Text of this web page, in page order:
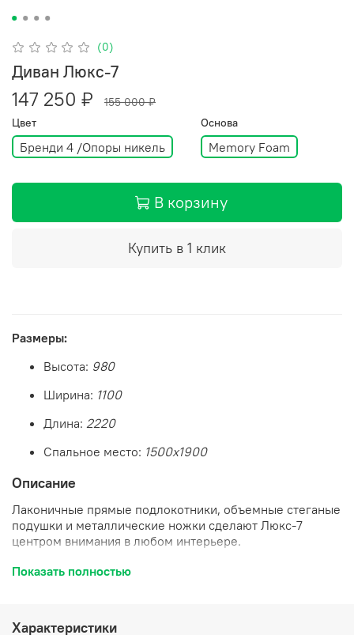
(0)
Диван Люкс-7
147 250 ₽
155 000 ₽
Цвет
Бренди 4 /Опоры никель
Основа
Memory Foam
В корзину
Купить в 1 клик
Размеры:
Высота: 980
Ширина: 1100
Длина: 2220
Спальное место: 1500х1900
Описание
Лаконичные прямые подлокотники, объемные стеганые
подушки и металлические ножки сделают Люкс-7
центром внимания в любом интерьере.
Приспинные подушки отлично держат форму благодаря
Показать полностью
Характеристики